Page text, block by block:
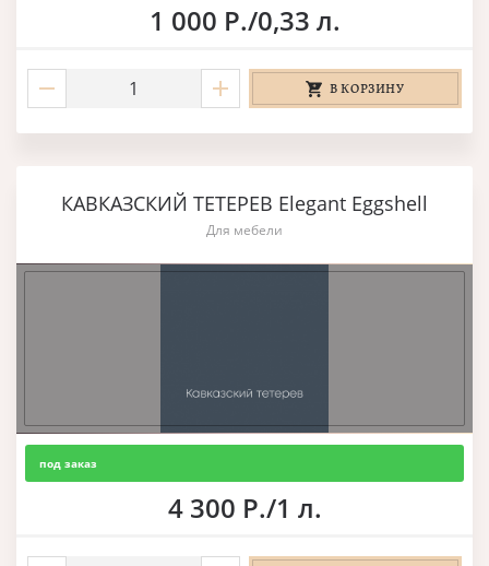
1 000 Р./0,33 л.
В КОРЗИНУ
КАВКАЗСКИЙ ТЕТЕРЕВ Elegant Eggshell
Для мебели
под заказ
4 300 Р./1 л.